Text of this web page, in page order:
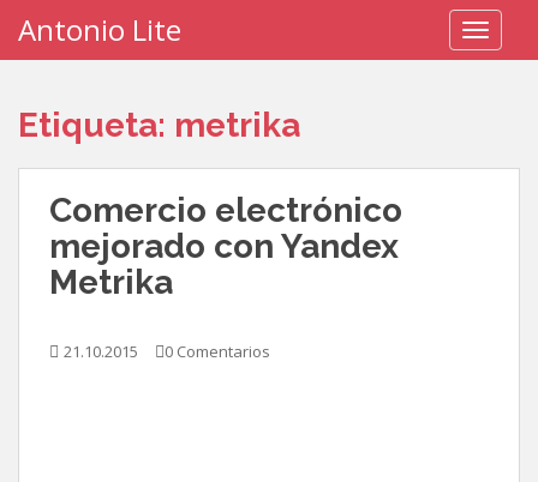
i
Antonio Lite
Etiqueta: metrika
Comercio electrónico
mejorado con Yandex
Metrika
21.10.2015 0 Comentarios